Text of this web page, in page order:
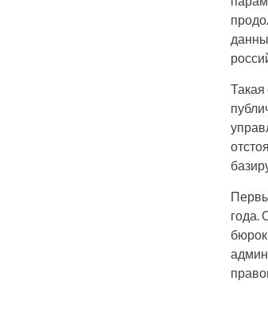
Такая
года.